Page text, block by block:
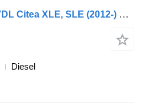
Ventura RS1000 Tür für VDL Citea XLE, SLE (2012-) Bus
Diesel